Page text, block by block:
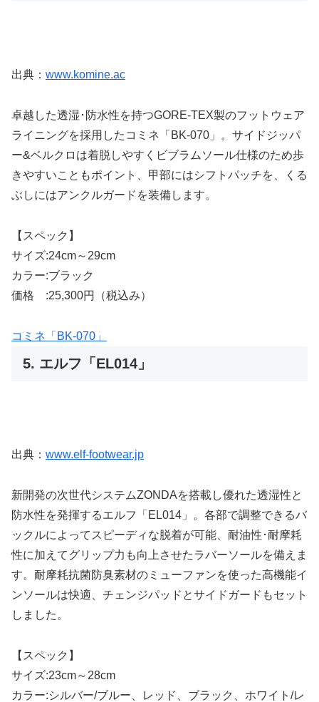
出典： www.komine.ac
卓越した透湿･防水性を持つGORE-TEX製のフットウェア
ライニングを採用したコミネ「BK-070」。サイドジッパ
ー&ベルクロは着脱しやすくビブラムソール仕様のため歩
きやすいこともポイント、甲部にはシフトパッチを、くる
ぶしにはアンクルガードを装備します。
【スペック】
サイズ:24cm～29cm
カラー:ブラック
価格 :25,300円（税込み）
コミネ「BK-070」
5. エルフ「EL014」
出典： www.elf-footwear.jp
新開発の次世代システムZONDAを搭載し優れた透湿性と
防水性を発揮するエルフ「EL014」。各部で調整できるバ
ックルによってスピーディな脱着が可能、耐油性･耐摩耗
性に加えてグリップ力も向上させたラバーソールを備えま
す。耐摩耗抗菌防臭素材のミューファンを使った高機能イ
ンソールは快適、チェンジパッドとサイドガードもセット
しました。
【スペック】
サイズ:23cm～28cm
カラー:シルバー/ブルー、レッド、ブラック、ホワイト/レ